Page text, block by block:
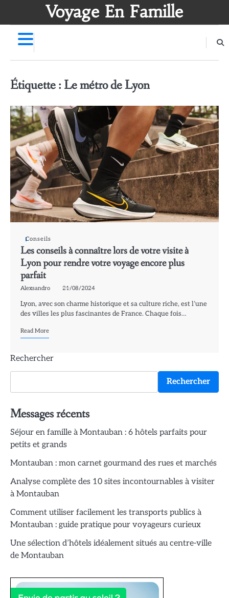
Voyage En Famille
Étiquette : Le métro de Lyon
Conseils
Les conseils à connaître lors de votre visite à
Lyon pour rendre votre voyage encore plus
parfait
Alexsandro 21/08/2024
Lyon, avec son charme historique et sa culture riche, est l’une
des villes les plus fascinantes de France. Chaque fois…
Read More
Rechercher
Rechercher
Messages récents
Séjour en famille à Montauban : 6 hôtels parfaits pour
petits et grands
Montauban : mon carnet gourmand des rues et marchés
Analyse complète des 10 sites incontournables à visiter
à Montauban
Comment utiliser facilement les transports publics à
Montauban : guide pratique pour voyageurs curieux
Une sélection d’hôtels idéalement situés au centre-ville
de Montauban